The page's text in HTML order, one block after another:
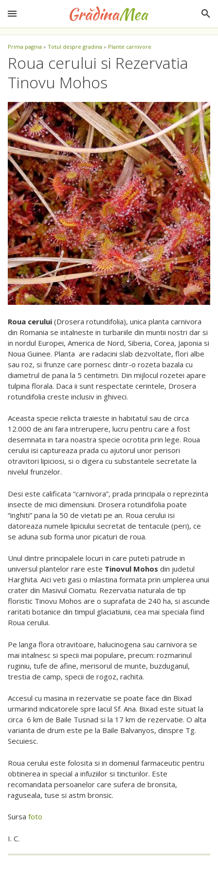
Prima pagina » Totul despre gradina » Plante carnivore
Roua cerului si Rezervatia
Tinovu Mohos
Roua cerului (Drosera rotundifolia), unica planta carnivora
din Romania se intalneste in turbariile din muntii nostri dar si
in nordul Europei, America de Nord, Siberia, Corea, Japonia si
Noua Guinee. Planta are radacini slab dezvoltate, flori albe
sau roz, si frunze care pornesc dintr-o rozeta bazala cu
diametrul de pana la 5 centimetri. Din mijlocul rozetei apare
tulpina florala. Daca ii sunt respectate cerintele, Drosera
rotundifolia creste inclusiv in ghiveci.
Aceasta specie relicta traieste in habitatul sau de circa
12.000 de ani fara intrerupere, lucru pentru care a fost
desemnata in tara noastra specie ocrotita prin lege. Roua
cerului isi captureaza prada cu ajutorul unor perisori
otravitori lipiciosi, si o digera cu substantele secretate la
nivelul frunzelor.
Desi este calificata “carnivora”, prada principala o reprezinta
insecte de mici dimensiuni. Drosera rotundifolia poate
“inghiti” pana la 50 de vietati pe an. Roua cerului isi
datoreaza numele lipiciului secretat de tentacule (peri), ce
se aduna sub forma unor picaturi de roua.
Unul dintre principalele locuri in care puteti patrude in
universul plantelor rare este Tinovul Mohos din judetul
Harghita. Aici veti gasi o mlastina formata prin umplerea unui
crater din Masivul Ciomatu. Rezervatia naturala de tip
floristic Tinovu Mohos are o suprafata de 240 ha, si ascunde
raritati botanice din timpul glaciatiunii, cea mai speciala fiind
Roua cerului.
Pe langa flora otravitoare, halucinogena sau carnivora se
mai intalnesc si specii mai populare, precum: rozmarinul
ruginiu, tufe de afine, merisorul de munte, buzduganul,
trestia de camp, specii de rogoz, rachita.
Accesul cu masina in rezervatie se poate face din Bixad
urmarind indicatorele spre lacul Sf. Ana. Bixad este situat la
circa 6 km de Baile Tusnad si la 17 km de rezervatie. O alta
varianta de drum este pe la Baile Balvanyos, dinspre Tg.
Secuiesc.
Roua cerului este folosita si in domeniul farmaceutic pentru
obtinerea in special a infuziilor si tincturilor. Este
recomandata persoanelor care sufera de bronsita,
raguseala, tuse si astm bronsic.
Sursa foto
I. C.